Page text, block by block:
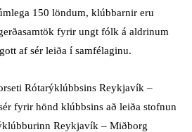
150 löndum, klúbbarnir eru
fyrir ungt fólk á aldrinum
af sér leiða í samfélaginu.
Rótarýklúbbsins Reykjavík –
fyrir hönd klúbbsins að leiða stofnun
Reykjavík – Miðborg